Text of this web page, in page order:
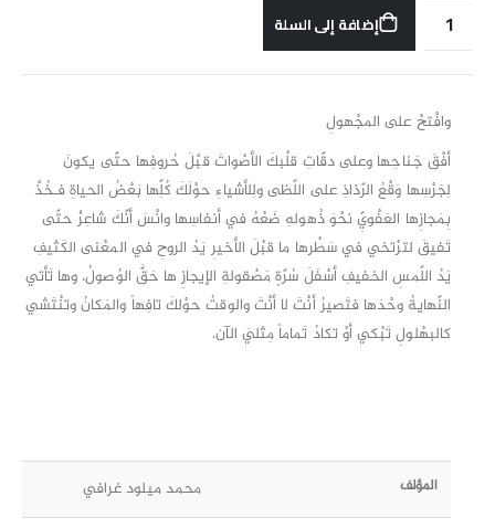
إضافة إلى السلة
وافْتحْ على المجْهولِ
أفْقَ جَناحِها وعلى دقّاتِ قلْبكَ الأصْواتَ قبْلَ حُروفِها حتّى يكونَ
لِجَرْسِها وَقْعُ الرّذاذِ على اللّظى ولِلأشياءِ حوْلَكَ كُلِّها بَعْضُ الحياةِ فـخُذْ
بِمَجازِها العَفْويِّ نحْوَ ذُهولهِ ضَعْهُ في أنفاسِها وانْسَ أنّكَ شاعِرٌ حتّى
تَفيقَ لترْتخي في سَطْرها ما قبْلَ الأخيرِ يَدُ الروحِ في المعْنى الكَثيفِ
يَدُ اللّمسِ الخفيفِ أسْفَلَ سُرّةٍ مَصْقولةِ الإيجازِ ها حَقَّ الوُصولُ، وها تَأتي
النّهايةُ وحْدَها فتَصيرُ أنْتَ لا أنْتَ والوقتُ حوْلكَ تافِهاً والمَكانُ وتنْتَشي
كالبهْلولِ تَبْكي أوْ تكادُ تَماماً مِثليَ الآن.
المؤلف محمد ميلود غرافي